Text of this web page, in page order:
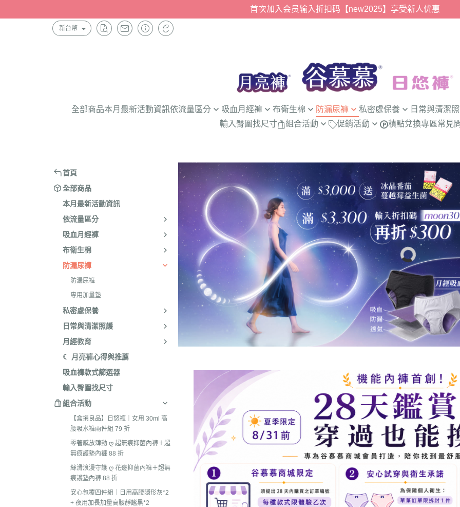
新台幣
全部商品本月最新活動資訊依流量區分
大量月經褲(六片衛生棉吸收量)
微量漏尿褲(30ml 吸收量)
輕量漏尿褲(50ml 吸收量)
中量漏尿褲(200ml 吸收量)
吸血月經褲
日用｜高腰內褲
夜用｜中腰內褲
夜用｜高腰內褲
無痕款式
棉感款式
蕾絲／暖宮款式
加量款式
褲型款式
布衛生棉
23cm｜無釦布衛生棉
防漏尿褲
防漏尿褲
私密處保養
健康食品
日常與清潔
護墊內褲
清潔居家用品
輸入臀圍找尺寸 組合活動
零著感放肆動 ღ 超無痕抑菌內褲
＋超無痕護墊內褲 88 折
絲滑浪漫守護 ღ 花邊抑菌內褲＋
超無痕護墊內褲 88 折
安心包覆四件組｜日用高腰隱形
灰*2 + 夜用加長加量高腰靜謐黑
月亮褲輕便防護四件組｜日用中
腰隱形灰*2＋夜用中腰加量靜謐
黑*2
教你怎麼穿月亮褲｜三階段防護
組 9 折優惠
靜謐黑
日悠褲兩件組 85 折｜女用 30ml
高腰漏尿褲 *2 + 專用加量墊 *2
經期也能美麗綻放 | 無痕蕾絲兩
件 85 折
促銷活動
父親節快樂｜男用吸水內褲單件
88 折，兩件 5 折
【美安好友限定】2 件 9 折，4
件 85 折，滿額送私密衣物洗手
洗精
《小姐不熙娣》推薦｜吸血內褲
｜任選兩件 95 折、四件 9 折、
六件 88 折、八件 85 折、十件 8
防漏尿內褲｜女款任選兩件 9
折、四件 88 折、六件 86 折
【中大尺碼福利】任選兩件限時
積點兌換專區常見
首頁
全部商品
本月最新活動資訊
依流量區分
吸血月經褲
布衛生棉
防漏尿褲
防漏尿褲
專用加量墊
私密處保養
日常與清潔照護
月經教育
☾ 月亮褲心得與推薦
吸血褲款式篩選器
輸入臀圍找尺寸
組合活動
【盒損良品】日悠褲｜女用 30ml 高
腰吸水褲兩件組 79 折
零著感放肆動 ღ 超無痕抑菌內褲＋超
無痕護墊內褲 88 折
絲滑浪漫守護 ღ 花邊抑菌內褲＋超無
痕護墊內褲 88 折
安心包覆四件組｜日用高腰隱形灰*2
+ 夜用加長加量高腰靜謐黑*2
首次加入会员输入折扣码【new2025】享受新人优惠